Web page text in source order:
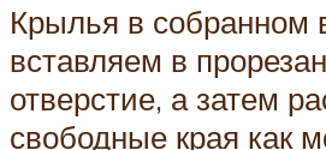
Крылья в собранном
вставляем в
отверстие, а затем
свободные края как